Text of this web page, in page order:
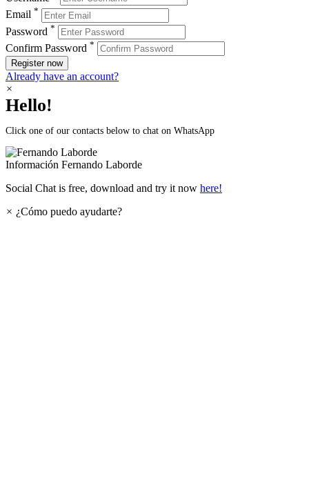
Email *
Password *
Confirm Password *
Register now
Already have an account?
×
Hello!
Click one of our contacts below to chat on WhatsApp
Información Fernando Laborde
Social Chat is free, download and try it now here!
× ¿Cómo puedo ayudarte?